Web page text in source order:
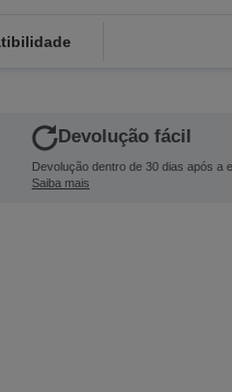
Devolução fácil
Devolução dentro de 30 dias após a
Saiba mais